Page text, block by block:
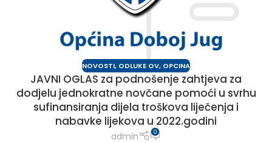
NOVOSTI, ODLUKE OV, OPCINA
JAVNI OGLAS za podnošenje zahtjeva za
dodjelu jednokratne novčane pomoći u svrhu
sufinansiranja dijela troškova liječenja i
nabavke lijekova u 2022.godini
admin 0